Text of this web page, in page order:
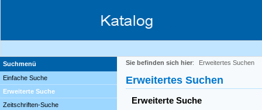
Suchmenü
Einfache Suche
Erweiterte Suche
Zeitschriften-Suche
Sie befinden sich hier: Erweitertes Suchen
Erweitertes Suchen
Erweiterte Suche